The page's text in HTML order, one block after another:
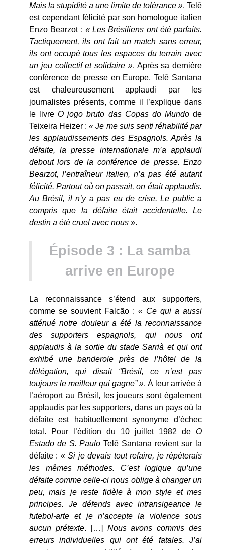
Mais la stupidité a une limite de tolérance ». Telê
est cependant félicité par son homologue italien
Enzo Bearzot : « Les Brésiliens ont été parfaits.
Tactiquement, ils ont fait un match sans erreur,
ils ont occupé tous les espaces du terrain avec
un jeu collectif et solidaire ». Après sa dernière
conférence de presse en Europe, Telê Santana
est chaleureusement applaudi par les
journalistes présents, comme il l’explique dans
le livreO jogo bruto das Copas do Mundode
Teixeira Heizer :« Je me suis senti réhabilité par
les applaudissements des Espagnols. Après la
défaite, la presse internationale m’a applaudi
debout lors de la conférence de presse. Enzo
Bearzot, l’entraîneur italien, n’a pas été autant
félicité. Partout où on passait, on était applaudis.
Au Brésil, il n’y a pas eu de crise. Le public a
compris que la défaite était accidentelle. Le
destin a été cruel avec nous ».
Épisode 3 : La samba
arrive en Europe
La reconnaissance s’étend aux supporters,
comme se souvient Falcão : « Ce qui a aussi
atténué notre douleur a été la reconnaissance
des supporters espagnols, qui nous ont
applaudis à la sortie du stade Sarrià et qui ont
exhibé une banderole près de l’hôtel de la
délégation, qui disait “Brésil, ce n’est pas
toujours le meilleur qui gagne” ». À leur arrivée à
l’aéroport au Brésil, les joueurs sont également
applaudis par les supporters, dans un pays où la
défaite est habituellement synonyme d’échec
total. Pour l’édition du 10 juillet 1982 de O
Estado de S. Paulo Telê Santana revient sur la
défaite : « Si je devais tout refaire, je répéterais
les mêmes méthodes. C’est logique qu’une
défaite comme celle-ci nous oblige à changer un
peu, mais je reste fidèle à mon style et mes
principes. Je défends avec intransigeance le
futebol-arte et je n’accepte la violence sous
aucun prétexte. […] Nous avons commis des
erreurs individuelles qui ont été fatales. J’ai